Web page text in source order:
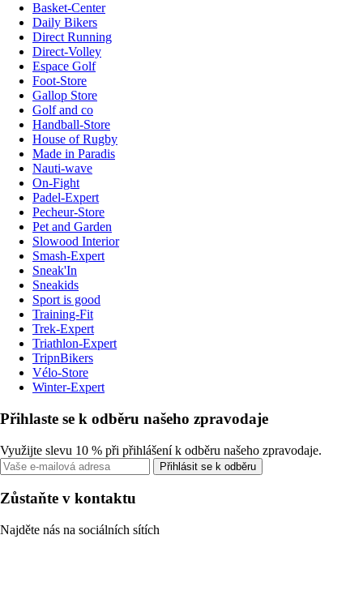
Basket-Center
Daily Bikers
Direct Running
Direct-Volley
Espace Golf
Foot-Store
Gallop Store
Golf and co
Handball-Store
House of Rugby
Made in Paradis
Nauti-wave
On-Fight
Padel-Expert
Pecheur-Store
Pet and Garden
Slowood Interior
Smash-Expert
Sneak'In
Sneakids
Sport is good
Training-Fit
Trek-Expert
Triathlon-Expert
TripnBikers
Vélo-Store
Winter-Expert
Přihlaste se k odběru našeho zpravodaje
Využijte slevu 10 % při přihlášení k odběru našeho zpravodaje.
Přihlásit se k odběru
Zůstaňte v kontaktu
Najděte nás na sociálních sítích